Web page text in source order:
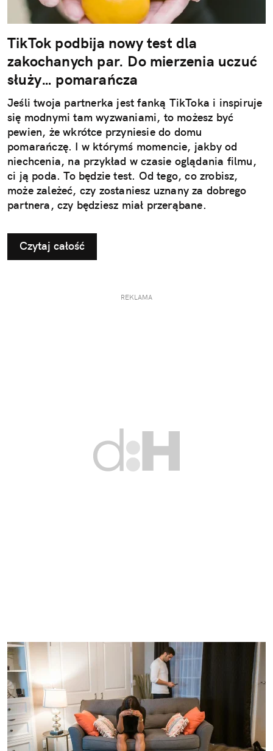
TikTok podbija nowy test dla
zakochanych par. Do mierzenia uczuć
służy… pomarańcza
Jeśli twoja partnerka jest fanką TikToka i inspiruje
się modnymi tam wyzwaniami, to możesz być
pewien, że wkrótce przyniesie do domu
pomarańczę. I w którymś momencie, jakby od
niechcenia, na przykład w czasie oglądania filmu,
ci ją poda. To będzie test. Od tego, co zrobisz,
może zależeć, czy zostaniesz uznany za dobrego
partnera, czy będziesz miał przerąbane.
Czytaj całość
REKLAMA